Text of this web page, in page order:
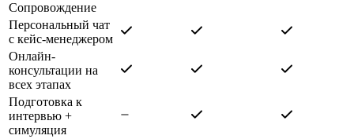
Сопровождение
Персональный чат
с кейс-менеджером
Онлайн-
консультации на
всех этапах
Подготовка к
интервью +
симуляция